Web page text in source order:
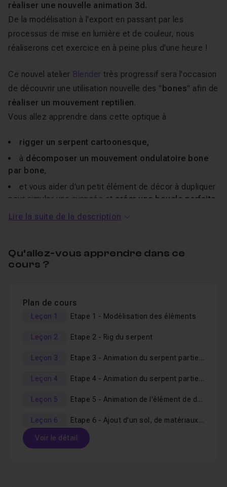
réaliser une nouvelle animation 3d.
De la modélisation à l'export en passant par les
processus de mise en lumière et de couleur, nous
réaliserons cet exercice en à peine plus d'une heure !
Ce nouvel atelier Blender très progressif sera l'occasion
de découvrir une utilisation nouvelle des " bones" afin de
réaliser un mouvement reptilien.
Vous allez apprendre dans cette optique à
rigger un serpent cartoonesque,
à décomposer un mouvement ondulatoire bone
par bone,
et vous aider d'un petit élément de décor à dupliquer
pour simuler une avancée et créer une boucle parfaite
Comme les ateliers précédents, vous allez donc
du processus de création de A à Z vu jusque-là.
Cette méthode d'apprentissage de Blender vous
De ce fait, je vous conseille, si vous ne l'avez pas
encore fait, de suivre les ateliers précédents de cette
dans lequel je détaille beaucoup plus les grandes
étapes de création ainsi que les manipulations courantes
Cet atelier est destiné aux débutants Blender, même
ceux qui découvrent le logiciel et souhaitent y entrer
rapidement sans passer par un tour exhaustif de celui-
Lire la suite de la description
Qu’allez-vous apprendre dans ce
cours ?
Plan de cours
Leçon 1 Etape 1 - Modélisation des éléments
Leçon 2 Etape 2 - Rig du serpent
Leçon 3 Etape 3 - Animation du serpent partie 1
Leçon 4 Etape 4 - Animation du serpent partie 2
Leçon 5 Etape 5 - Animation de l'élément de décor
Leçon 6 Etape 6 - Ajout d'un sol, de matériaux, de lumière et conclusion
Voir le détail